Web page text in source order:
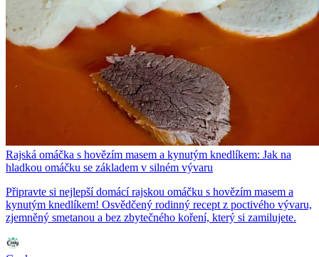
Rajská omáčka s hovězím masem a kynutým knedlíkem: Jak na
hladkou omáčku se základem v silném vývaru
Připravte si nejlepší domácí rajskou omáčku s hovězím masem a
kynutým knedlíkem! Osvědčený rodinný recept z poctivého vývaru,
zjemněný smetanou a bez zbytečného koření, který si zamilujete.